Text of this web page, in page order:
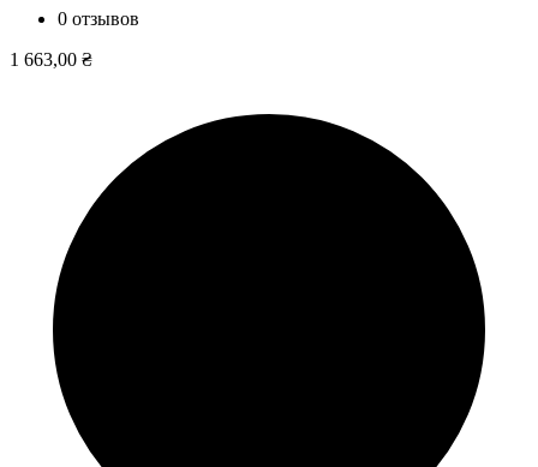
0 отзывов
1 663,00 ₴